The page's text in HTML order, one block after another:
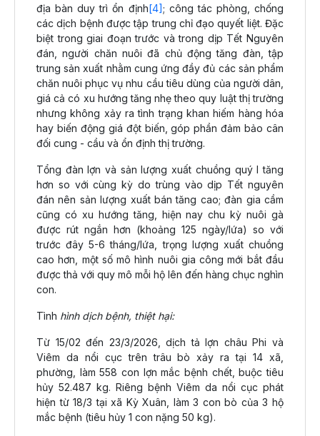
địa bàn duy trì ổn định[4] ; công tác phòng, chống
các dịch bệnh được tập trung chỉ đạo quyết liệt. Đặc
biệt trong giai đoạn trước và trong dịp Tết Nguyên
đán, người chăn nuôi đã chủ động tăng đàn, tập
trung sản xuất nhằm cung ứng đầy đủ các sản phẩm
chăn nuôi phục vụ nhu cầu tiêu dùng của người dân,
giá cả có xu hướng tăng nhẹ theo quy luật thị trường
nhưng không xảy ra tình trạng khan hiếm hàng hóa
hay biến động giá đột biến, góp phần đảm bảo cân
đối cung - cầu và ổn định thị trường.
Tổng đàn lợn và sản lượng xuất chuồng quý I tăng
hơn so với cùng kỳ do trùng vào dịp Tết nguyên
đán nên sản lượng xuất bán tăng cao; đàn gia cầm
cũng có xu hướng tăng, hiện nay chu kỳ nuôi gà
được rút ngắn hơn (khoảng 125 ngày/lứa) so với
trước đây 5-6 tháng/lứa, trọng lượng xuất chuồng
cao hơn, một số mô hình nuôi gia công mới bắt đầu
được thả với quy mô mỗi hộ lên đến hàng chục nghìn
con.
Tình hình dịch bệnh, thiệt hại:
Từ 15/02 đến 23/3/2026, dịch tả lợn châu Phi và
Viêm da nổi cục trên trâu bò xảy ra tại 14 xã,
phường, làm 558 con lợn mắc bệnh chết, buộc tiêu
hủy 52.487 kg. Riêng bệnh Viêm da nổi cục phát
hiện từ 18/3 tại xã Kỳ Xuân, làm 3 con bò của 3 hộ
mắc bệnh (tiêu hủy 1 con nặng 50 kg).